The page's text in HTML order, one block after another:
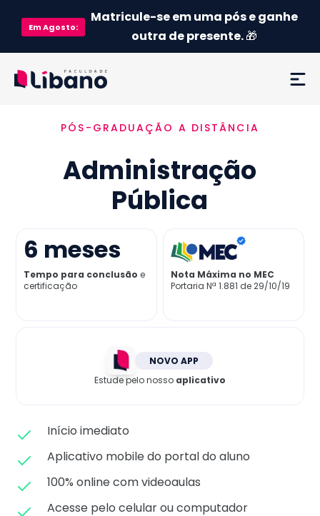
EmAgosto:
Matricule-se em uma pós e ganhe
outra de presente.🎁
Ementa
Como funciona
Credenciamento MEC
Preço
Já sou aluno
PÓS-GRADUAÇÃO A DISTÂNCIA
Administração
Pública
6 meses
Tempo para conclusão e
certificação
Nota Máxima no MEC
Portaria Nª 1.881 de 29/10/19
NOVO APP
Estude pelo nosso aplicativo
Início imediato
Aplicativo mobile do portal do aluno
100% online com videoaulas
Acesse pelo celular ou computador